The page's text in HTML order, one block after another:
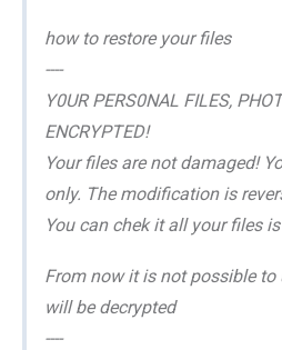
how to restore
----
Y0UR PERS0NAL FILES,
ENCRYPTED!
Your files are not damaged!
only. The modification is
You can chek it all your files
From now it is not possible
will be decrypted
----